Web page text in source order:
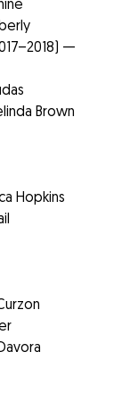
—
Brown
Hopkins